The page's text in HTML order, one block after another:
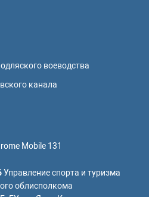
воеводства
канала
Mobile 131
Управление спорта и туризма
облисполкома